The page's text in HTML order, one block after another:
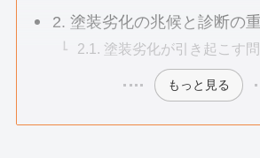
2. 塗装劣化の兆候と診断の
2.1. 塗装劣化が引き起こす
もっと見る